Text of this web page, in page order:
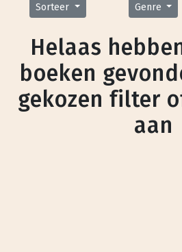
Sorteer Genre
Helaas
boeken
gekozen filter
aan